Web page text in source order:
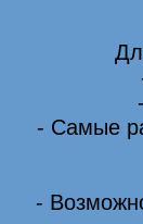
- Самые
-